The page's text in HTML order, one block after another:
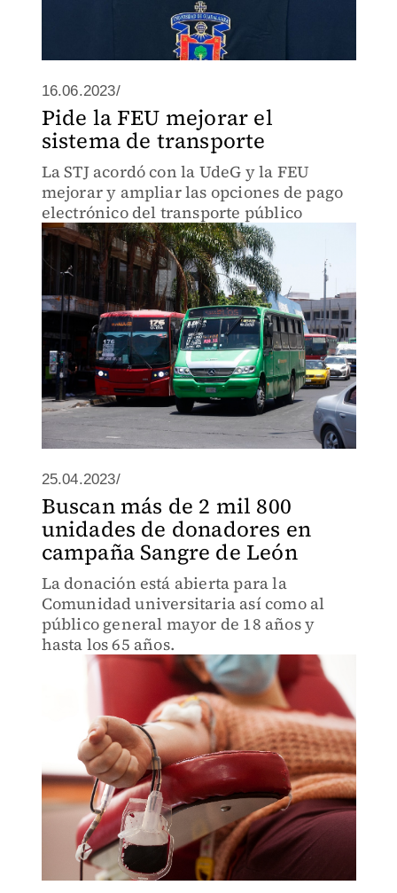
16.06.2023/
Pide la FEU mejorar el
sistema de transporte
La STJ acordó con la UdeG y la FEU
mejorar y ampliar las opciones de pago
electrónico del transporte público
25.04.2023/
Buscan más de 2 mil 800
unidades de donadores en
campaña Sangre de León
La donación está abierta para la
Comunidad universitaria así como al
público general mayor de 18 años y
hasta los 65 años.